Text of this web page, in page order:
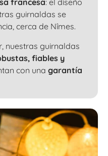
guirnaldas se
cerca de Nîmes.
nuestras guirnaldas
fiables y
con una garantía